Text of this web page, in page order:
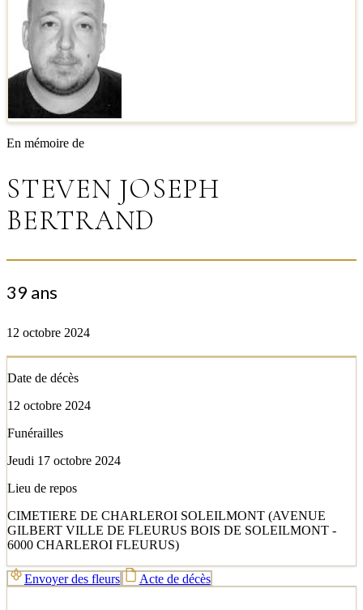
En mémoire de
STEVEN JOSEPH
BERTRAND
39 ans
12 octobre 2024
Date de décès
12 octobre 2024
Funérailles
Jeudi 17 octobre 2024
Lieu de repos
CIMETIERE DE CHARLEROI SOLEILMONT (AVENUE
GILBERT VILLE DE FLEURUS BOIS DE SOLEILMONT -
6000 CHARLEROI FLEURUS)
Envoyer des fleurs Acte de décès